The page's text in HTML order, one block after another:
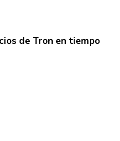
de Tron en tiempo